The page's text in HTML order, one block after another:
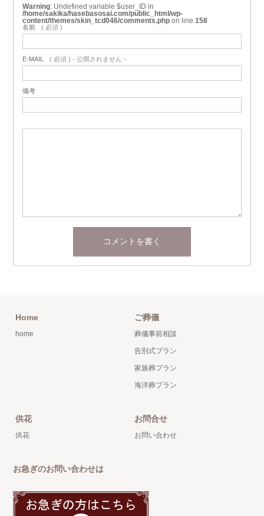
Warning : Undefined variable $user_ID in
/home/sakika/hasebasosai.com/public_html/wp-
content/themes/skin_tcd046/comments.php on line 158
名前 ( 必須 )
E-MAIL ( 必須 ) - 公開されません -
備考
Home
home
ご葬儀
葬儀事前相談
告別式プラン
家族葬プラン
海洋葬プラン
供花
供花
お問合せ
お問い合わせ
お急ぎのお問い合わせは